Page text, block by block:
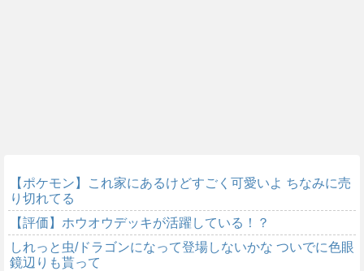
【ポケモン】これ家にあるけどすごく可愛いよ ちなみに売
り切れてる
【評価】ホウオウデッキが活躍している！？
しれっと虫/ドラゴンになって登場しないかな ついでに色眼
鏡辺りも貰って